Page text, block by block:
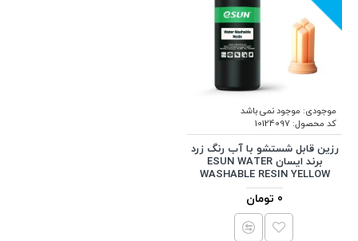
موجودی: موجود نمی باشد
کد محصول:10124097
رزین قابل شستشو با آب رنگ زرد
برند ایسان ESUN WATER
WASHABLE RESIN YELLOW
0 تومان